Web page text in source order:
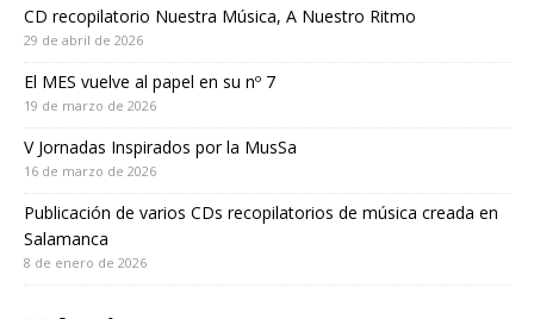
CD recopilatorio Nuestra Música, A Nuestro Ritmo
29 de abril de 2026
El MES vuelve al papel en su nº 7
19 de marzo de 2026
V Jornadas Inspirados por la MusSa
16 de marzo de 2026
Publicación de varios CDs recopilatorios de música creada en
Salamanca
8 de enero de 2026